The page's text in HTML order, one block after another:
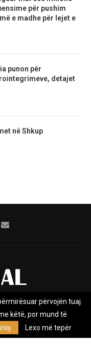
për pushim
e madhe për lejet e
punon për
detajet
në Shkup
Kontakt
e themeluar në vitin
përvojën tuaj.
këtë, por mund të
Lexo më tepër